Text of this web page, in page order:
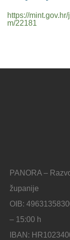
https://
m/22181
PANORA –
županije
OIB:
– 15:00 h
IBAN: